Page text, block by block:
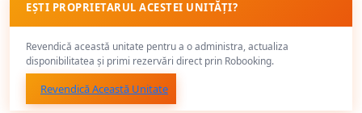
EȘTI PROPRIETARUL ACESTEI UNITĂȚI?
Revendică această unitate pentru a o administra, actualiza
disponibilitatea și primi rezervări direct prin Robooking.
Revendică Această Unitate